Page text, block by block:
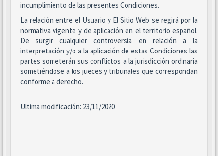
incumplimiento de las presentes Condiciones.
La relación entre el Usuario y El Sitio Web se regirá por la
normativa vigente y de aplicación en el territorio español.
De surgir cualquier controversia en relación a la
interpretación y/o a la aplicación de estas Condiciones las
partes someterán sus conflictos a la jurisdicción ordinaria
sometiéndose a los jueces y tribunales que correspondan
conforme a derecho.
Ultima modificación: 23/11/2020